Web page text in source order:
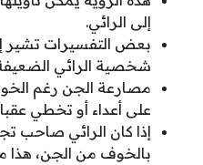
إلى الرائي.
بعض التفسيرات تشير
شخصية الرائي
مصارعة الجن رغم
على أعداء أو تخطي
إذا كان الرائي صاحب
بالخوف من الجن،